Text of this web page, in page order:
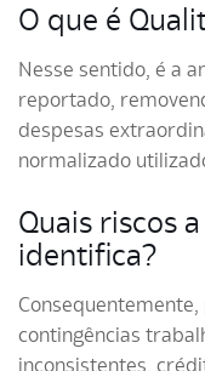
O que é
Nesse sentido, é a
reportado,
despesas
normalizado
Quais riscos
identifica?
contingências
inconsistentes,